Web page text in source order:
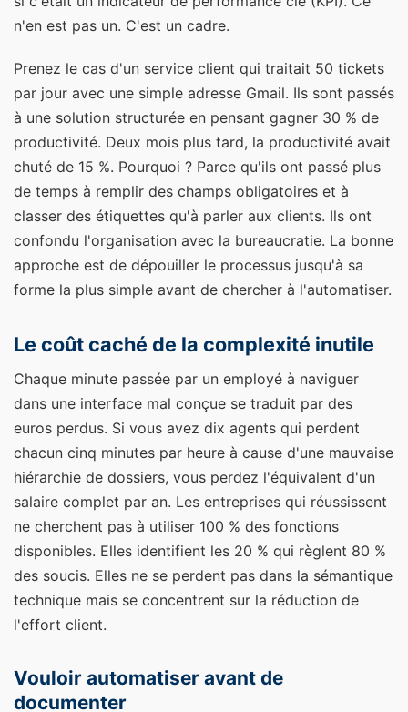
n'en est pas un. C'est un cadre.
Prenez le cas d'un service client qui traitait 50 tickets
par jour avec une simple adresse Gmail. Ils sont passés
à une solution structurée en pensant gagner 30 % de
productivité. Deux mois plus tard, la productivité avait
chuté de 15 %. Pourquoi ? Parce qu'ils ont passé plus
de temps à remplir des champs obligatoires et à
classer des étiquettes qu'à parler aux clients. Ils ont
confondu l'organisation avec la bureaucratie. La bonne
approche est de dépouiller le processus jusqu'à sa
forme la plus simple avant de chercher à l'automatiser.
Le coût caché de la complexité inutile
Chaque minute passée par un employé à naviguer
dans une interface mal conçue se traduit par des
euros perdus. Si vous avez dix agents qui perdent
chacun cinq minutes par heure à cause d'une mauvaise
hiérarchie de dossiers, vous perdez l'équivalent d'un
salaire complet par an. Les entreprises qui réussissent
ne cherchent pas à utiliser 100 % des fonctions
disponibles. Elles identifient les 20 % qui règlent 80 %
des soucis. Elles ne se perdent pas dans la sémantique
technique mais se concentrent sur la réduction de
l'effort client.
Vouloir automatiser avant de
documenter